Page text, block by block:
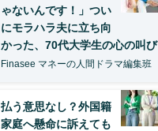
ゃないんです！」つい
にモラハラ夫に立ち向
かった、70代大学生の心の叫び
Finasee マネーの人間ドラマ編集班
払う意思なし？外国籍
家庭へ懸命に訴えても